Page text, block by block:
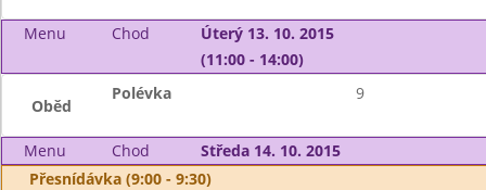
Menu Chod
Úterý 13. 10. 2015
(11:00 - 14:00)
Oběd
Polévka 9
Menu Chod
Středa 14. 10. 2015
Přesnídávka (9:00 - 9:30)